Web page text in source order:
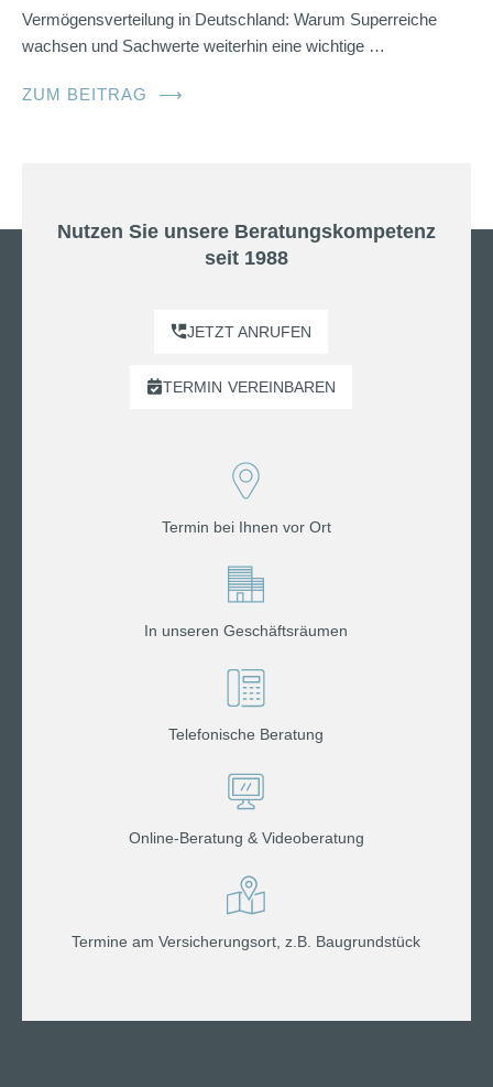
Vermögensverteilung in Deutschland: Warum Superreiche
wachsen und Sachwerte weiterhin eine wichtige …
ZUM BEITRAG ⟶
Nutzen Sie unsere Beratungskompetenz
seit 1988
JETZT ANRUFEN
TERMIN VEREINBAREN
Termin bei Ihnen vor Ort
In unseren Geschäftsräumen
Telefonische Beratung
Online-Beratung & Videoberatung
Termine am Versicherungsort, z.B. Baugrundstück